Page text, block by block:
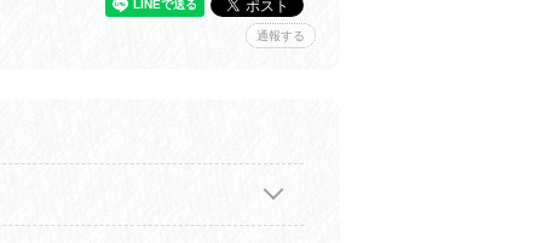
通報する